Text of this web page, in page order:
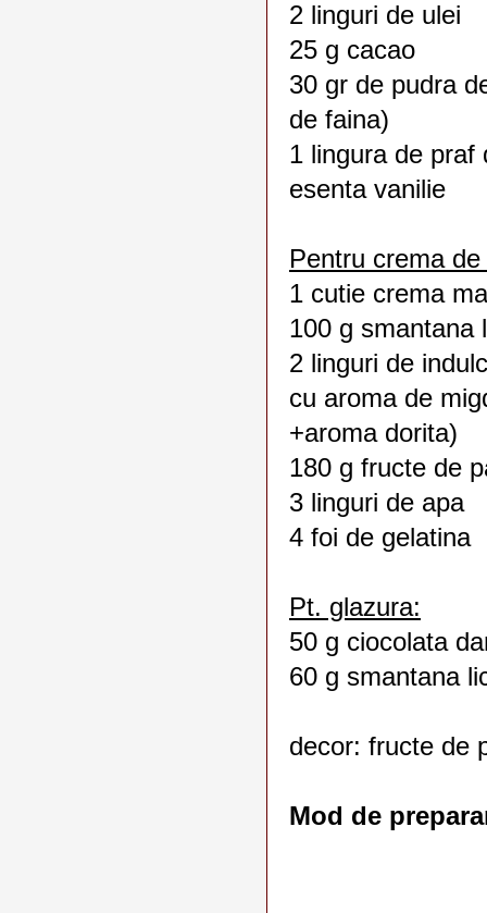
2 linguri de ulei
25 g cacao
30 gr de pudra
de faina)
1 lingura de praf
esenta vanilie
Pentru crema
1 cutie crema
100 g smantana
2 linguri de
cu aroma de
+aroma dorita)
180 g fructe de
3 linguri de apa
4 foi de gelatina
Pt. glazura:
50 g ciocolata
60 g smantana
decor: fructe de
Mod de